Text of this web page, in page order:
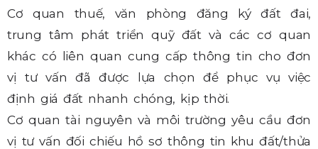
Cơ quan thuế, văn phòng đăng ký đất đai,
trung tâm phát triển quỹ đất và các cơ quan
khác có liên quan cung cấp thông tin cho đơn
vị tư vấn đã được lựa chọn để phục vụ việc
định giá đất nhanh chóng, kịp thời.
Cơ quan tài nguyên và môi trường yêu cầu đơn
vị tư vấn đối chiếu hồ sơ thông tin khu đất/thửa